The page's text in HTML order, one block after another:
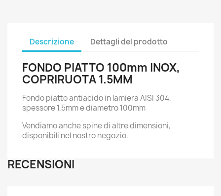
Descrizione Dettagli del prodotto
FONDO PIATTO 100mm INOX,
COPRIRUOTA 1.5MM
Fondo piatto antiacido in lamiera AISI 304,
spessore 1,5mm e diametro 100mm
Vendiamo anche spine di altre dimensioni,
disponibili nel nostro negozio.
RECENSIONI